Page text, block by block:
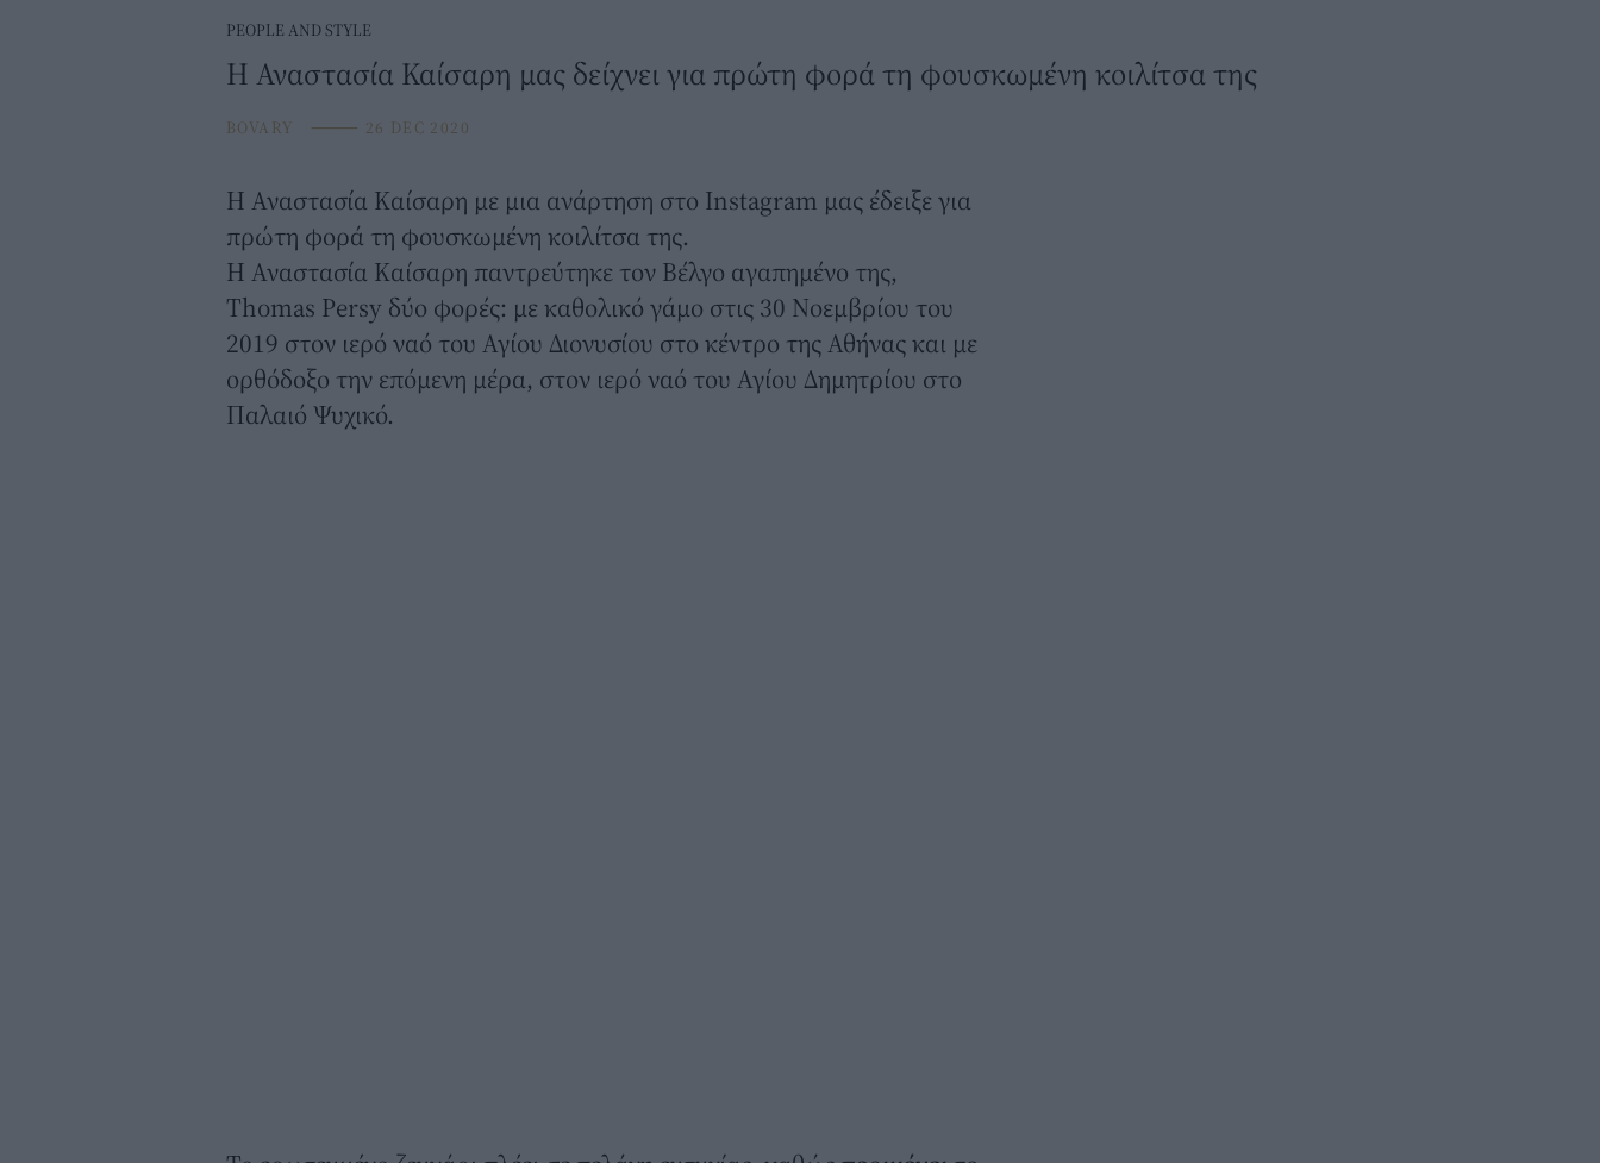
PEOPLE AND STYLE
Η Αναστασία Καίσαρη μας δείχνει για πρώτη φορά τη φουσκωμένη κοιλίτσα της
BOVARY ⸻ 26 DEC 2020
Η Αναστασία Καίσαρη με μια ανάρτηση στο Instagram μας έδειξε για
πρώτη φορά τη φουσκωμένη κοιλίτσα της.
Η Αναστασία Καίσαρη παντρεύτηκε τον Βέλγο αγαπημένο της,
Thomas Persy δύο φορές: με καθολικό γάμο στις 30 Νοεμβρίου του
2019 στον ιερό ναό του Αγίου Διονυσίου στο κέντρο της Αθήνας και με
ορθόδοξο την επόμενη μέρα, στον ιερό ναό του Αγίου Δημητρίου στο
Παλαιό Ψυχικό.